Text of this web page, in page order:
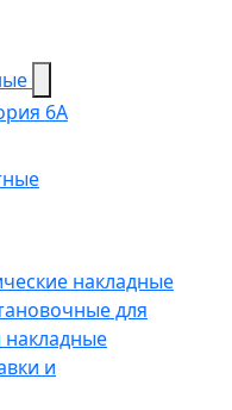
6A
накладные
для
накладные
и